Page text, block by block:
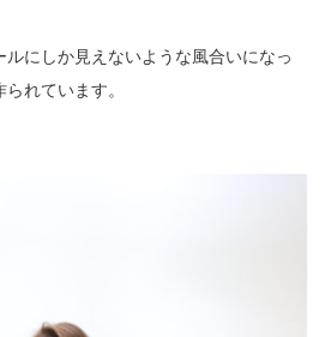
にしか見えないような風合いになっ
れています。